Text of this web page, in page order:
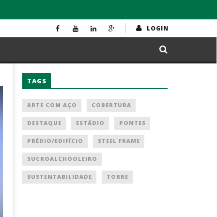
LOGIN
TAGS
ARTE COM AÇO COBERTURA
DESTAQUE ESTÁDIO PONTES
PRÉDIO/EDIFÍCIO STEEL FRAME
SUCROALCHOOLEIRO
SUSTENTABILIDADE TORRE